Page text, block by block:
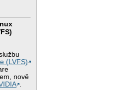
(LVFS)
nově
.